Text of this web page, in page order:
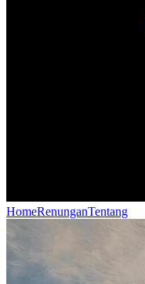
HomeRenunganTentang